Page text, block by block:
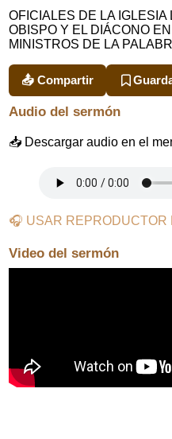
OFICIALES DE LA IGLESIA
OBISPO Y EL DIÁCONO
MINISTROS DE LA
📤 Compartir
Audio del sermón
📥 Descargar audio en el
🎧 USAR REPRODUCTOR
Video del sermón